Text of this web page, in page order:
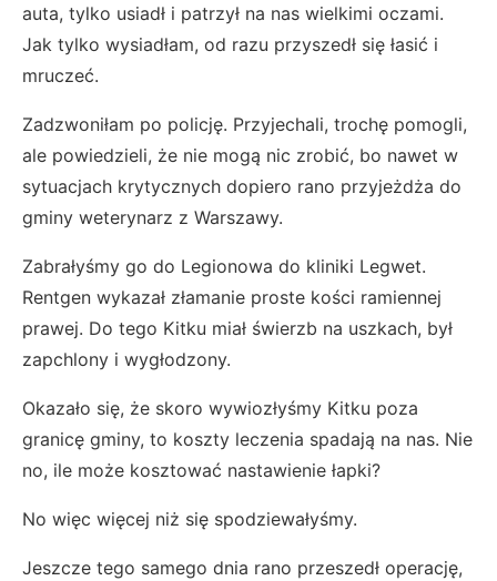
auta, tylko usiadł i patrzył na nas wielkimi oczami.
Jak tylko wysiadłam, od razu przyszedł się łasić i
mruczeć.
Zadzwoniłam po policję. Przyjechali, trochę pomogli,
ale powiedzieli, że nie mogą nic zrobić, bo nawet w
sytuacjach krytycznych dopiero rano przyjeżdża do
gminy weterynarz z Warszawy.
Zabrałyśmy go do Legionowa do kliniki Legwet.
Rentgen wykazał złamanie proste kości ramiennej
prawej. Do tego Kitku miał świerzb na uszkach, był
zapchlony i wygłodzony.
Okazało się, że skoro wywiozłyśmy Kitku poza
granicę gminy, to koszty leczenia spadają na nas. Nie
no, ile może kosztować nastawienie łapki?
No więc więcej niż się spodziewałyśmy.
Jeszcze tego samego dnia rano przeszedł operację,